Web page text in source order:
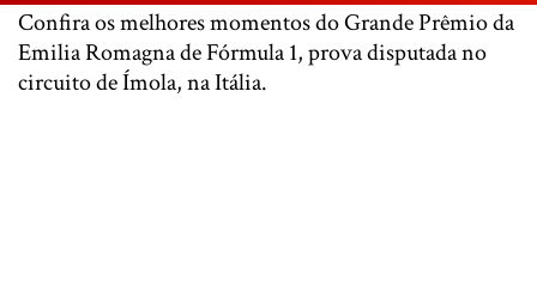
Confira os melhores momentos do Grande Prêmio da
Emilia Romagna de Fórmula 1, prova disputada no
circuito de Ímola, na Itália.